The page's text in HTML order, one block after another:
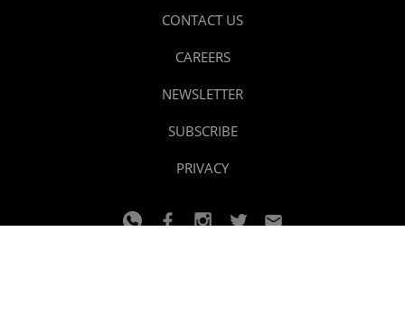
CONTACT US
CAREERS
NEWSLETTER
SUBSCRIBE
PRIVACY